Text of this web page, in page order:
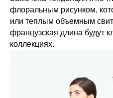
флоральным рисунком,
или теплым объемным
французская длина будут
коллекциях.